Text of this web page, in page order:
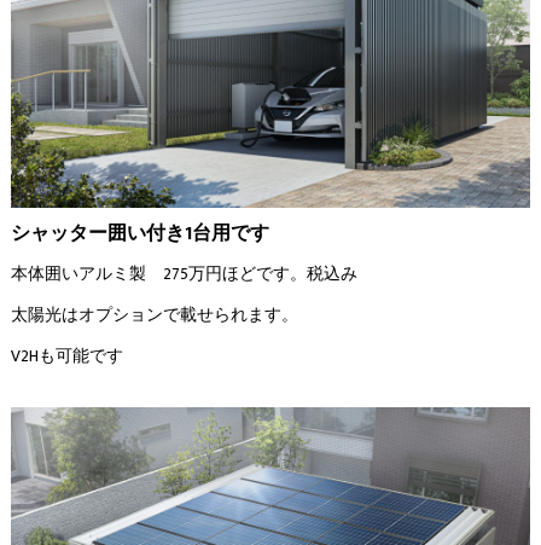
シャッター囲い付き1台用です
本体囲いアルミ製 275万円ほどです。税込み
太陽光はオプションで載せられます。
V2Hも可能です